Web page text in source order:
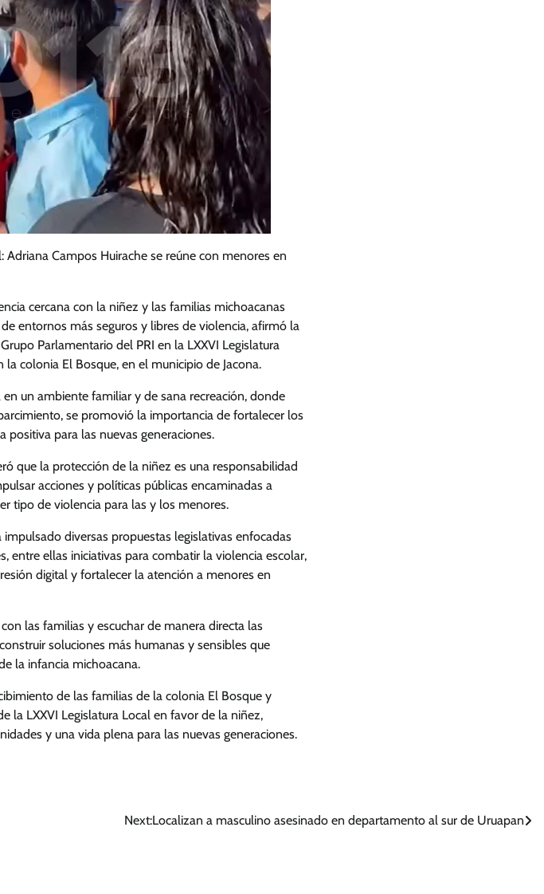
Campos Huirache se reúne con menores en
cercana con la niñez y las familias michoacanas
entornos más seguros y libres de violencia, afirmó la
Parlamentario del PRI en la LXXVI Legislatura
colonia El Bosque, en el municipio de Jacona.
un ambiente familiar y de sana recreación, donde
se promovió la importancia de fortalecer los
para las nuevas generaciones.
que la protección de la niñez es una responsabilidad
acciones y políticas públicas encaminadas a
tipo de violencia para las y los menores.
diversas propuestas legislativas enfocadas
entre ellas iniciativas para combatir la violencia escolar,
digital y fortalecer la atención a menores en
las familias y escuchar de manera directa las
soluciones más humanas y sensibles que
la infancia michoacana.
de las familias de la colonia El Bosque y
la LXXVI Legislatura Local en favor de la niñez,
y una vida plena para las nuevas generaciones.
Next:Localizan a masculino asesinado en departamento al sur de Uruapan